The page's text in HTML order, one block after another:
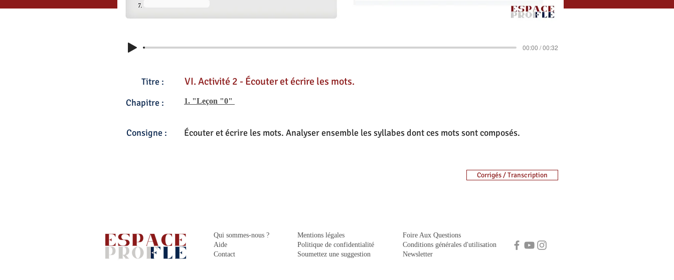
00:00 / 00:32
Titre :
Chapitre :
VI. Activité 2 - Écouter et écrire les mots.
1. "Leçon "0"
Consigne : Écouter et écrire les mots. Analyser ensemble les syllabes dont ces mots sont composés.
Corrigés / Transcription
Qui sommes-nous ?
Aide
Contact
Mentions légales
Politique de confidentialité
Soumettez une suggestion
Foire Aux Questions
Conditions générales d'utilisation
Newsletter